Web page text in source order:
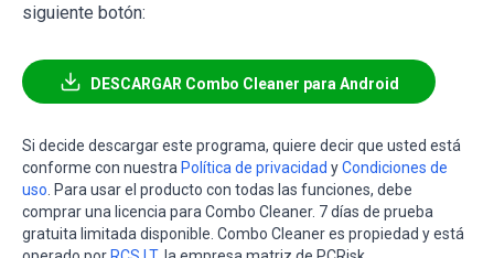
siguiente botón:
DESCARGAR Combo Cleaner para Android
Si decide descargar este programa, quiere decir que usted está
conforme con nuestra Política de privacidad yCondiciones de
uso . Para usar el producto con todas las funciones, debe
comprar una licencia para Combo Cleaner. 7 días de prueba
gratuita limitada disponible. Combo Cleaner es propiedad y está